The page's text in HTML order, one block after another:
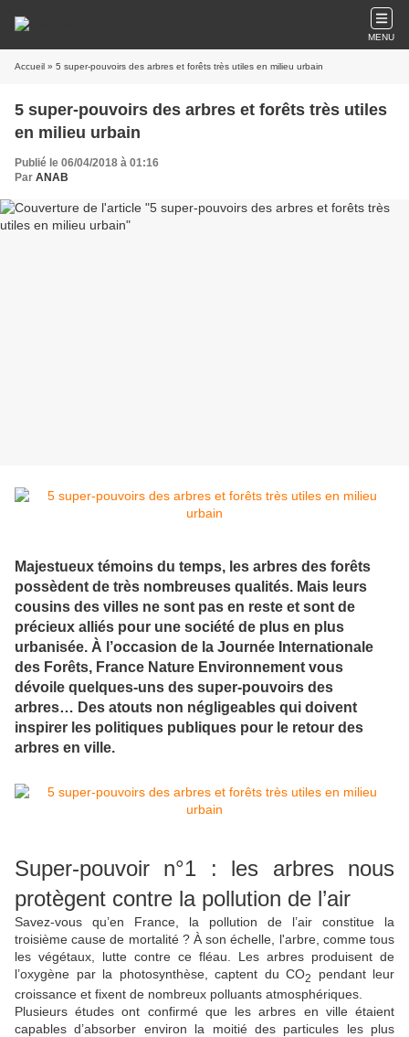
MENU
Accueil » 5 super-pouvoirs des arbres et forêts très utiles en milieu urbain
5 super-pouvoirs des arbres et forêts très utiles
en milieu urbain
Publié le 06/04/2018 à 01:16
Par ANAB
Majestueux témoins du temps, les arbres des forêts
possèdent de très nombreuses qualités. Mais leurs
cousins des villes ne sont pas en reste et sont de
précieux alliés pour une société de plus en plus
urbanisée. À l’occasion de la Journée Internationale
des Forêts, France Nature Environnement vous
dévoile quelques-uns des super-pouvoirs des
arbres… Des atouts non négligeables qui doivent
inspirer les politiques publiques pour le retour des
arbres en ville.
Super-pouvoir n°1 : les arbres nous
protègent contre la pollution de l’air
Savez-vous qu’en France, la pollution de l’air constitue la
troisième cause de mortalité ? À son échelle, l'arbre, comme tous
les végétaux, lutte contre ce fléau. Les arbres produisent de
l’oxygène par la photosynthèse, captent du CO2
pendant leur
croissance et fixent de nombreux polluants atmosphériques.
Plusieurs études ont confirmé que les arbres en ville étaient
capables d’absorber environ la moitié des particules les plus